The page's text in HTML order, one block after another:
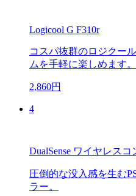
Logicool G F310r
コスパ抜群のロジクー
ムを手軽に楽しめます。
2,860円
4
DualSense ワイヤレス
圧倒的な没入感を生む
ラー。